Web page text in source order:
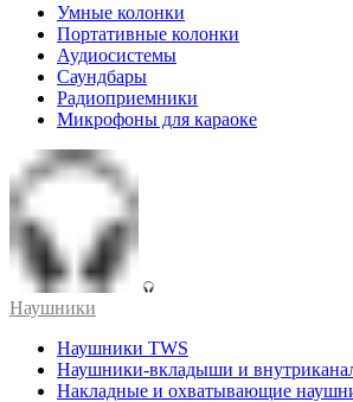
Умные колонки
Портативные колонки
Аудиосистемы
Саундбары
Радиоприемники
Микрофоны для караоке
Наушники
Наушники TWS
Наушники-вкладыши и
Накладные и охватывающие